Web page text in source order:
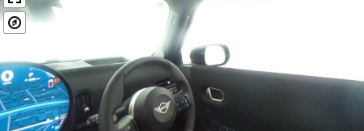
BMW MINI
査定依頼
ボーナス支払回数/年
1回目 43,935 円
2回目以降